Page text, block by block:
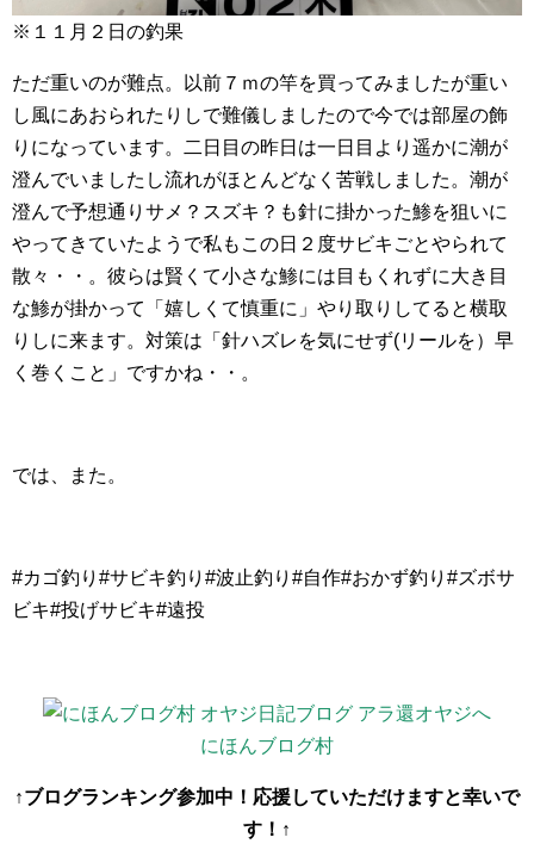
※１１月２日の釣果
ただ重いのが難点。以前７ｍの竿を買ってみましたが重い
し風にあおられたりしで難儀しましたので今では部屋の飾
りになっています。二日目の昨日は一日目より遥かに潮が
澄んでいましたし流れがほとんどなく苦戦しました。潮が
澄んで予想通りサメ？スズキ？も針に掛かった鯵を狙いに
やってきていたようで私もこの日２度サビキごとやられて
散々・・。彼らは賢くて小さな鯵には目もくれずに大き目
な鯵が掛かって「嬉しくて慎重に」やり取りしてると横取
りしに来ます。対策は「針ハズレを気にせず(リールを）早
く巻くこと」ですかね・・。
では、また。
#カゴ釣り#サビキ釣り#波止釣り#自作#おかず釣り#ズボサ
ビキ#投げサビキ#遠投
にほんブログ村
↑ブログランキング参加中！応援していただけますと幸いで
す！↑